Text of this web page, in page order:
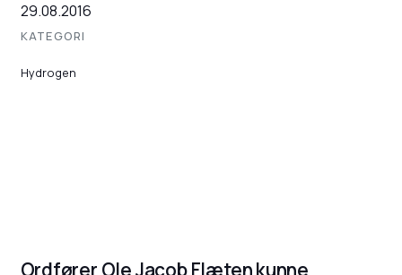
29.08.2016
KATEGORI
Hydrogen
Ordfører Ole Jacob Flæten kunne